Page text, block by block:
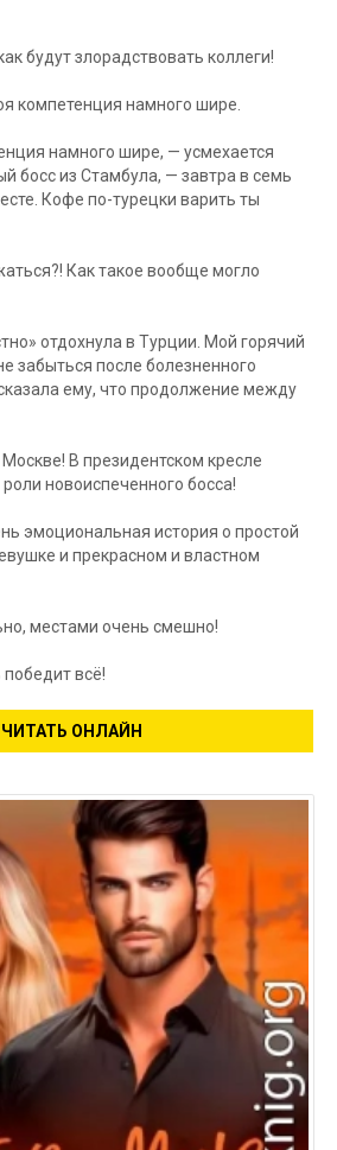
будут злорадствовать коллеги!
компетенция намного шире.
намного шире, — усмехается
босс из Стамбула, — завтра в семь
Кофе по-турецки варить ты
Как такое вообще могло
отдохнула в Турции. Мой горячий
забыться после болезненного
ему, что продолжение между
В президентском кресле
новоиспеченного босса!
эмоциональная история о простой
и прекрасном и властном
местами очень смешно!
всё!
ОНЛАЙН